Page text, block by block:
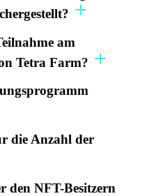
am
Tetra Farm?
die Anzahl der
den NFT-Besitzern